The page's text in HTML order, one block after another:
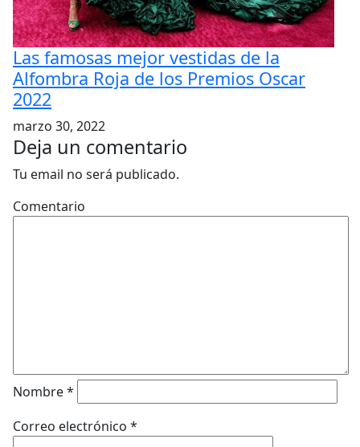
Las famosas mejor vestidas de la
Alfombra Roja de los Premios Oscar
2022
marzo 30, 2022
Deja un comentario
Tu email no será publicado.
Comentario
Nombre*
Correo electrónico *